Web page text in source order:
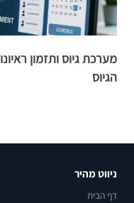
הגיוס
ניווט מהיר
דף הבית